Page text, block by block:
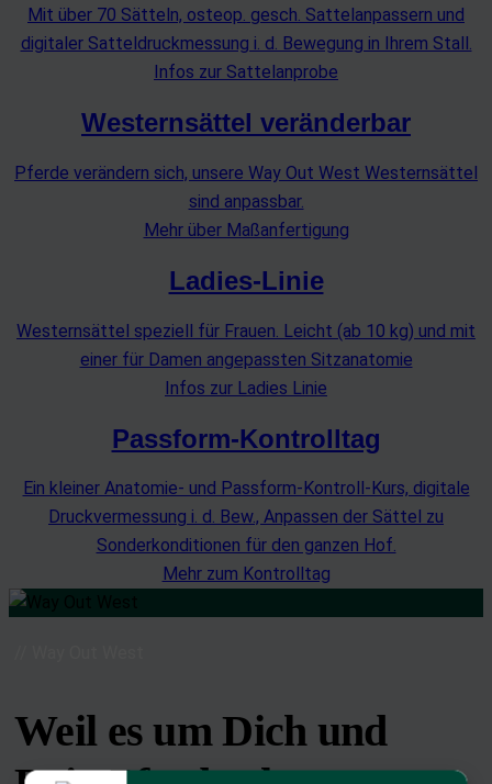
Mit über 70 Sätteln, osteop. gesch. Sattelanpassern und
digitaler Satteldruckmessung i. d. Bewegung in Ihrem Stall.
Infos zur Sattelanprobe
Westernsättel veränderbar
Pferde verändern sich, unsere Way Out West Westernsättel
sind anpassbar.
Mehr über Maßanfertigung
Ladies-Linie
Westernsättel speziell für Frauen. Leicht (ab 10 kg) und mit
einer für Damen angepassten Sitzanatomie
Infos zur Ladies Linie
Passform-Kontrolltag
Ein kleiner Anatomie- und Passform-Kontroll-Kurs, digitale
Druckvermessung i. d. Bew., Anpassen der Sättel zu
Sonderkonditionen für den ganzen Hof.
Mehr zum Kontrolltag
Weil es um Dich und